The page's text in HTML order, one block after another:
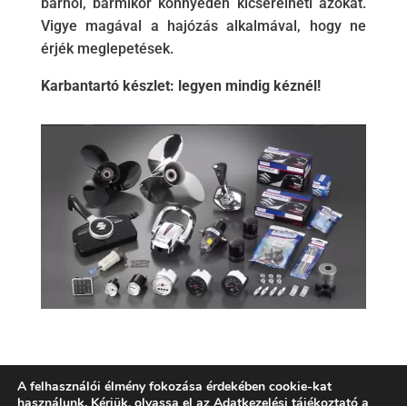
Vigye magával a hajózás alkalmával, hogy ne
érjék meglepetések.
Karbantartó készlet: legyen mindig kéznél!
A felhasználói élmény fokozása érdekében cookie-kat